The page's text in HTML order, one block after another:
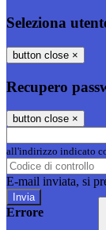
Seleziona
button close ×
Recupero
button close ×
all'indirizzo indicato
E-mail inviata, si
Errore